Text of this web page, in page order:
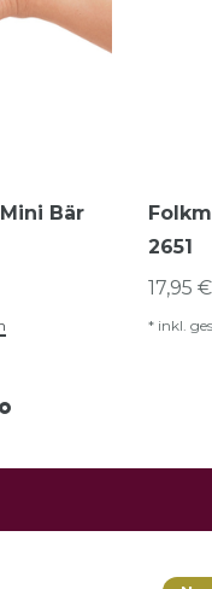
Bär
2651
17,95
* inkl.